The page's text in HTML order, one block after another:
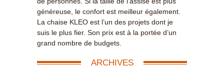
généreuse, le confort est meilleur également.
La chaise KLEO est l’un des projets dont je
suis le plus fier. Son prix est à la portée d’un
grand nombre de budgets.
ARCHIVES